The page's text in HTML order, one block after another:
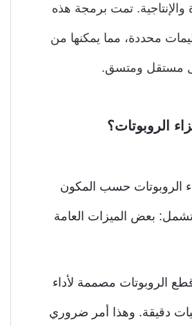
تمت برمجة هذه
محددة، مما يمكنها من
ومتسق.
حسب المكون
الميزات العامة
مصممة لأداء
وهذا أمر ضروري